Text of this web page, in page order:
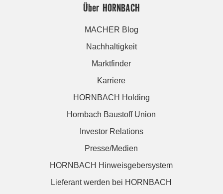
Über HORNBACH
MACHER Blog
Nachhaltigkeit
Marktfinder
Karriere
HORNBACH Holding
Hornbach Baustoff Union
Investor Relations
Presse/Medien
HORNBACH Hinweisgebersystem
Lieferant werden bei HORNBACH